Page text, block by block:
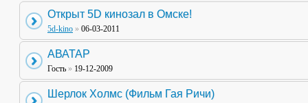
Открыт 5D кинозал в Омске!
5d-kino » 06-03-2011
АВАТАР
Гость » 19-12-2009
Шерлок Холмс (Фильм Гая Ричи)